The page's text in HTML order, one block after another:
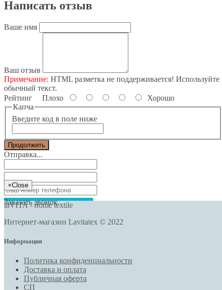
Написать отзыв
Ваше имя
Ваш отзыв
Примечание: HTML разметка не поддерживается! Используйте
обычный текст.
Рейтинг Плохо
Хорошо
Капча
Введите код в поле ниже
Продолжить
Отправка...
Заказать звонок
×Close
laVITA - нome textile
Интернет-магазин Lavitatex © 2022
Информация
Политика конфиденциальности
Доставка и оплата
Публичная оферта
СП